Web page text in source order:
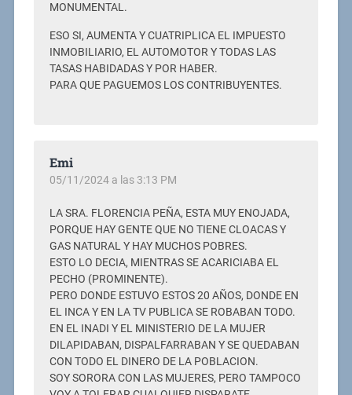
MONUMENTAL.
ESO SI, AUMENTA Y CUATRIPLICA EL IMPUESTO
INMOBILIARIO, EL AUTOMOTOR Y TODAS LAS
TASAS HABIDADAS Y POR HABER.
PARA QUE PAGUEMOS LOS CONTRIBUYENTES.
Emi
05/11/2024 a las 3:13 PM
LA SRA. FLORENCIA PEÑA, ESTA MUY ENOJADA,
PORQUE HAY GENTE QUE NO TIENE CLOACAS Y
GAS NATURAL Y HAY MUCHOS POBRES.
ESTO LO DECIA, MIENTRAS SE ACARICIABA EL
PECHO (PROMINENTE).
PERO DONDE ESTUVO ESTOS 20 AÑOS, DONDE EN
EL INCA Y EN LA TV PUBLICA SE ROBABAN TODO.
EN EL INADI Y EL MINISTERIO DE LA MUJER
DILAPIDABAN, DISPALFARRABAN Y SE QUEDABAN
CON TODO EL DINERO DE LA POBLACION.
SOY SORORA CON LAS MUJERES, PERO TAMPOCO